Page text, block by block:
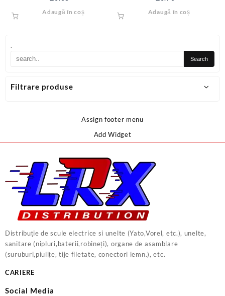
.
Filtrare produse
Adaugă în coș Adaugă în coș
Assign footer menu
Add Widget
Distribuție de scule electrice si unelte (Yato,Vorel, etc.), unelte,
sanitare (nipluri,baterii,robineți), organe de asamblare
(suruburi,piulițe, tije filetate, conectori lemn.), etc.
CARIERE
Social Media